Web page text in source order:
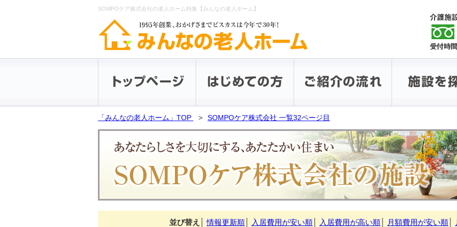
SOMPOケア株式会社の老人ホーム特集【みんなの老人ホーム】
「みんなの老人ホーム」TOP SOMPOケア株式会社 一覧32ページ目
並び替え │情報更新順 入居費用が安い順 入居費用が高い順 月額費用が安い順